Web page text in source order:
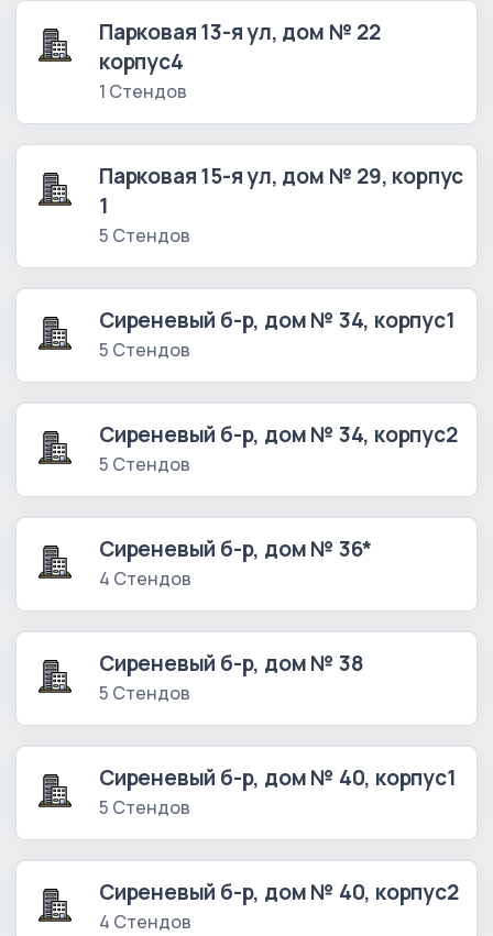
Парковая 13-я ул, дом № 22
корпус4
1 Стендов
Парковая 15-я ул, дом № 29, корпус
1
5 Стендов
Сиреневый б-р, дом № 34, корпус1
5 Стендов
Сиреневый б-р, дом № 34, корпус2
5 Стендов
Сиреневый б-р, дом № 36*
4 Стендов
Сиреневый б-р, дом № 38
5 Стендов
Сиреневый б-р, дом № 40, корпус1
5 Стендов
Сиреневый б-р, дом № 40, корпус2
4 Стендов